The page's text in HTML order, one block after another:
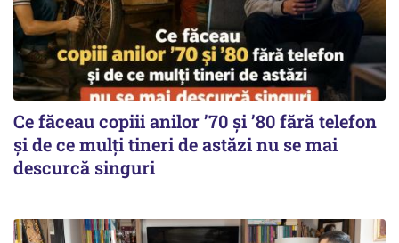
Ce făceau copiii anilor ’70 și ’80 fără telefon
și de ce mulți tineri de astăzi nu se mai
descurcă singuri